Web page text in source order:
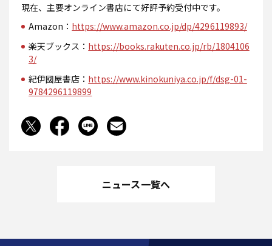
現在、主要オンライン書店にて好評予約受付中です。
Amazon： https://www.amazon.co.jp/dp/4296119893/
楽天ブックス： https://books.rakuten.co.jp/rb/1804106
3/
紀伊國屋書店： https://www.kinokuniya.co.jp/f/dsg-01-
9784296119899
ニュース一覧へ